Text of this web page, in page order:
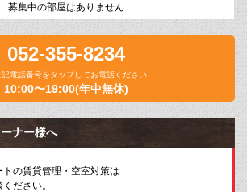
募集中の部屋はありません
052-355-8234
電話番号をタップしてお電話ください
10:00〜19:00(年中無休)
ナー様へ
の賃貸管理・空室対策は
ださい。